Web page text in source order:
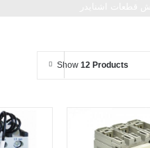
Show 12 Products